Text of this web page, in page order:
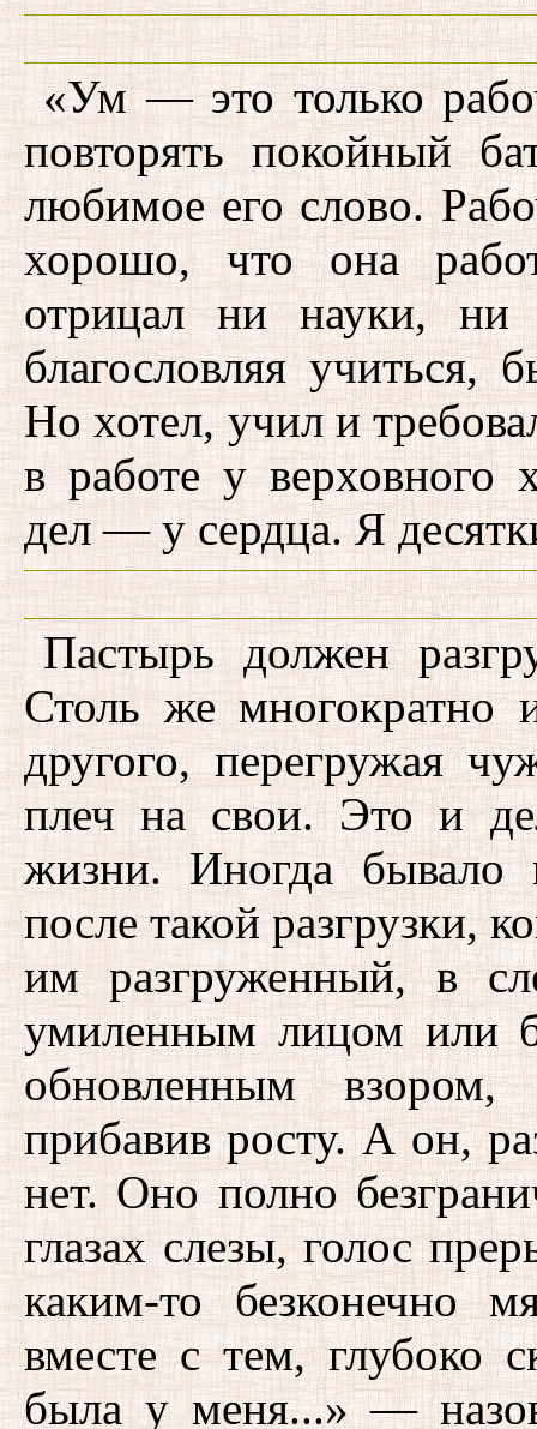
«Ум — это только
повторять покойный
любимое его слово.
хорошо, что она
отрицал ни науки,
благословляя учиться,
Но хотел, учил и
в работе у верховного
дел — у сердца. Я
Пастырь должен
Столь же многократно
другого, перегружая
плеч на свои. Это и
жизни. Иногда бывало
после такой разгрузки,
им разгруженный, в
умиленным лицом или
обновленным
прибавив росту. А он,
нет. Оно полно
глазах слезы, голос
каким-то безконечно
вместе с тем,
была у меня...» —